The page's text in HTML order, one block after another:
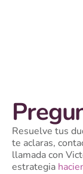
Resuelve tus
te aclaras,
llamada con
estrategia